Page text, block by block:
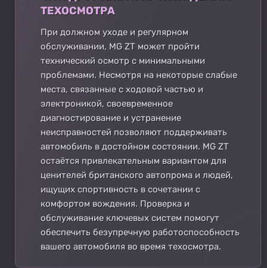
ТЕХОСМОТРА
При должном уходе и регулярном
обслуживании, MG ZT может пройти
технический осмотр с минимальными
проблемами. Несмотря на некоторые слабые
места, связанные с ходовой частью и
электроникой, своевременное
диагностирование и устранение
неисправностей позволяют поддерживать
автомобиль в достойном состоянии. MG ZT
остаётся привлекательным вариантом для
ценителей британского автопрома и людей,
ищущих спортивность в сочетании с
комфортом вождения. Проверка и
обслуживание ключевых систем помогут
обеспечить безупречную работоспособность
вашего автомобиля во время техосмотра.